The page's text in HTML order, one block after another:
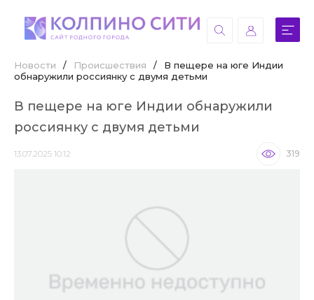
Новости / Происшествия /
В пещере на юге Индии
обнаружили россиянку с двумя детьми
В пещере на юге Индии обнаружили
россиянку с двумя детьми
13.07.2025 10:12 319